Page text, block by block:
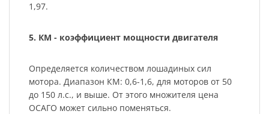
1,97.
5. КМ - коэффициент мощности двигателя
Определяется количеством лошадиных сил
мотора. Диапазон КМ: 0,6-1,6, для моторов от 50
до 150 л.с., и выше. От этого множителя цена
ОСАГО может сильно поменяться.